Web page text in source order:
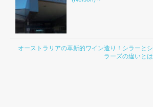
オーストラリアの革新的ワイン造り！シラーとシ
ラーズの違いとは